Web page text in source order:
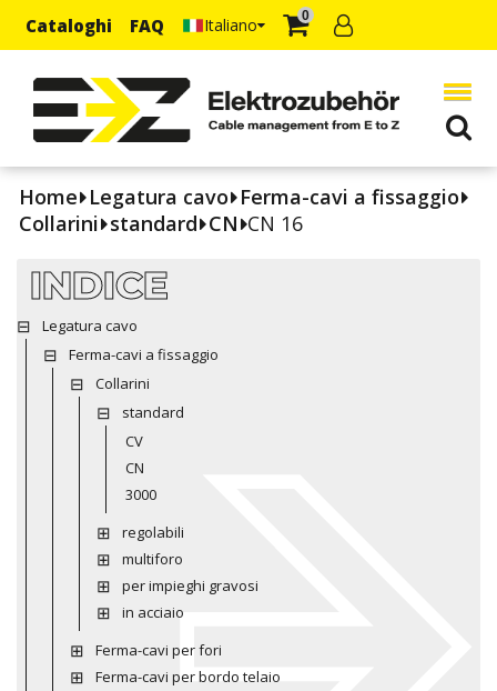
Cataloghi FAQ Italiano 0
Home Legatura cavo Ferma-cavi a fissaggio
Collarini standard CN CN 16
INDICE
Legatura cavo
Ferma-cavi a fissaggio
Collarini
standard
CV
CN
3000
regolabili
multiforo
per impieghi gravosi
in acciaio
Ferma-cavi per fori
Ferma-cavi per bordo telaio